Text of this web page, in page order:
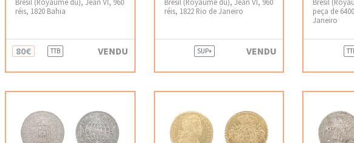
réis, 1820 Bahia
80€ TTB VENDU
réis, 1822 Rio de Janeiro
SUP+ VENDU
peça de
Janeiro